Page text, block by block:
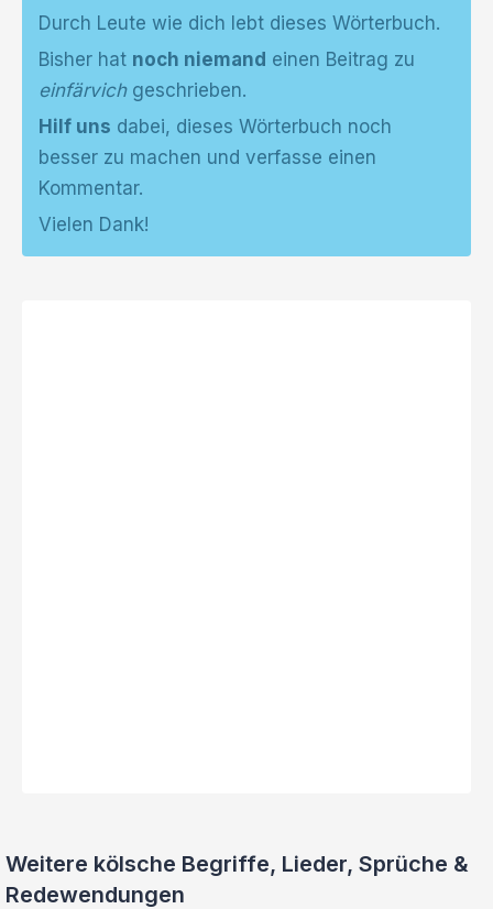
Durch Leute wie dich lebt dieses Wörterbuch.
Bisher hat noch niemand einen Beitrag zu
einfärvichgeschrieben.
Hilf uns dabei, dieses Wörterbuch noch
besser zu machen und verfasse einen
Kommentar.
Vielen Dank!
Weitere kölsche Begriffe, Lieder, Sprüche &
Redewendungen